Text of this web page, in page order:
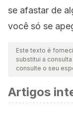
se afastar de
você só se
Este texto é
substitui a
consulte o seu
Artigos